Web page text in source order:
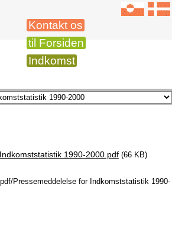
Kontakt os
til Forsiden
Indkomst
1990-2000.pdf(66 KB)
Pressemeddelelse for Indkomststatistik 1990-